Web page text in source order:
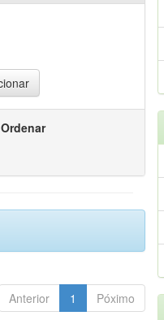
Ordenar
Anterior 1 Póximo